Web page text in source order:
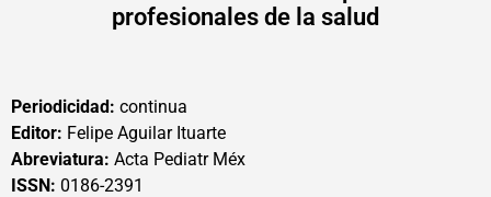
profesionales de la salud
Periodicidad: continua
Editor: Felipe Aguilar Ituarte
Abreviatura: Acta Pediatr Méx
ISSN: 0186-2391